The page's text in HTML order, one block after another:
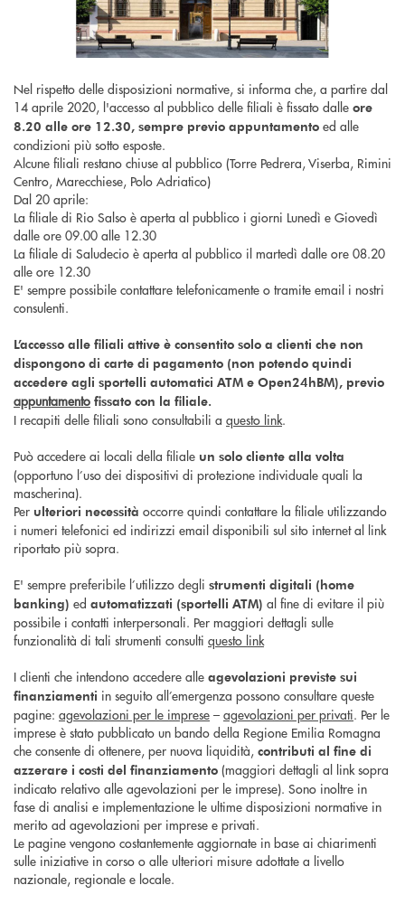
Nel rispetto delle disposizioni normative, si informa che, a partire dal
14 aprile 2020, l'accesso al pubblico delle filiali è fissato dalle ore
8.20 alle ore 12.30, sempre previo appuntamento ed alle
condizioni più sotto esposte.
Alcune filiali restano chiuse al pubblico (Torre Pedrera, Viserba, Rimini
Centro, Marecchiese, Polo Adriatico)
Dal 20 aprile:
La filiale di Rio Salso è aperta al pubblico i giorni Lunedì e Giovedì
dalle ore 09.00 alle 12.30
La filiale di Saludecio è aperta al pubblico il martedì dalle ore 08.20
alle ore 12.30
E' sempre possibile contattare telefonicamente o tramite email i nostri
consulenti.
L’accesso alle filiali attive è consentito solo a clienti che non
dispongono di carte di pagamento (non potendo quindi
accedere agli sportelli automatici ATM e Open24hBM), previo
appuntamento fissato con la filiale.
I recapiti delle filiali sono consultabili a questo link.
Può accedere ai locali della filiale un solo cliente alla volta
(opportuno l’uso dei dispositivi di protezione individuale quali la
mascherina).
Per ulteriori necessità occorre quindi contattare la filiale utilizzando
i numeri telefonici ed indirizzi email disponibili sul sito internet al link
riportato più sopra.
E' sempre preferibile l’utilizzo degli strumenti digitali (home
banking) ed automatizzati (sportelli ATM) al fine di evitare il più
possibile i contatti interpersonali. Per maggiori dettagli sulle
funzionalità di tali strumenti consulti questo link
I clienti che intendono accedere alle agevolazioni previste sui
finanziamenti in seguito all’emergenza possono consultare queste
pagine: agevolazioni per le imprese – agevolazioni per privati. Per le
imprese è stato pubblicato un bando della Regione Emilia Romagna
che consente di ottenere, per nuova liquidità, contributi al fine di
azzerare i costi del finanziamento (maggiori dettagli al link sopra
indicato relativo alle agevolazioni per le imprese). Sono inoltre in
fase di analisi e implementazione le ultime disposizioni normative in
merito ad agevolazioni per imprese e privati.
Le pagine vengono costantemente aggiornate in base ai chiarimenti
sulle iniziative in corso o alle ulteriori misure adottate a livello
nazionale, regionale e locale.